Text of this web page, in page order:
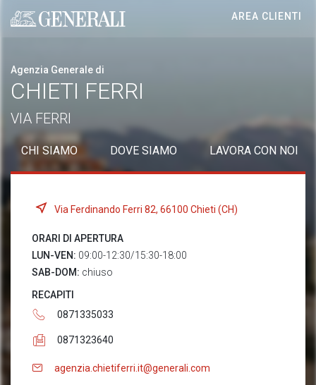
Generali logo
AREA CLIENTI
Agenzia Generale di
CHIETI FERRI
VIA FERRI
CHI SIAMO DOVE SIAMO LAVORA CON NOI
Via Ferdinando Ferri 82, 66100 Chieti (CH)
ORARI DI APERTURA
LUN-VEN: 09:00-12:30/15:30-18:00
SAB-DOM: chiuso
RECAPITI
0871335033
0871323640
agenzia.chietiferri.it@generali.com